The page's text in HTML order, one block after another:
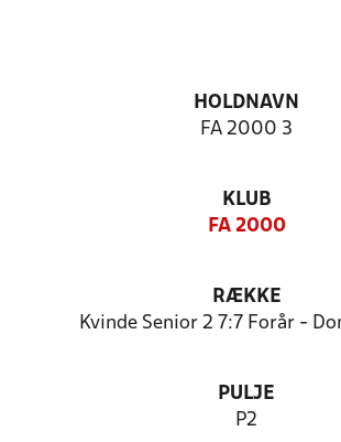
HOLDNAVN
FA 2000 3
KLUB
FA 2000
RÆKKE
Kvinde Senior 2 7:7 Forår -
PULJE
P2